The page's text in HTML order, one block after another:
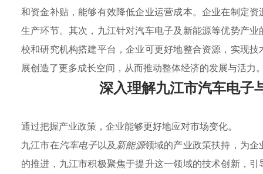
和资金补贴，能够有效降低企业运营成本。企业在制定
生产环节。其次，九江针对汽车电子及新能源等优势产
校和研究机构搭建平台，企业可更好地整合资源，实现
展创造了更多成长空间，从而推动整体经济的发展与活力
深入理解九江市汽车电子
通过把握产业政策，企业能够更好地应对市场变化。
九江市在汽车电子以及新能源领域的产业政策扶持，为
的推进，九江市积极聚焦于提升这一领域的技术创新，